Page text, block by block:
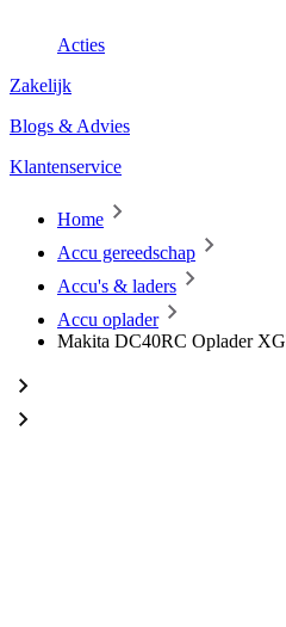
Acties
Zakelijk
Blogs & Advies
Klantenservice
Home
Accu gereedschap
Accu's & laders
Accu oplader
Makita DC40RC Oplader